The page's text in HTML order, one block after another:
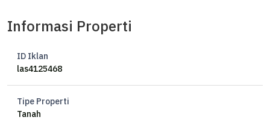
Lokasi rame dan padat penduduk
Informasi Properti
ID Iklan
las4125468
Tipe Properti
Tanah